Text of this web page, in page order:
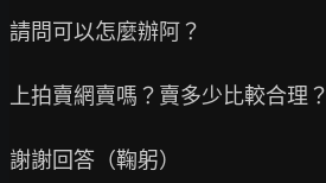
請問可以怎麼辦阿？
上拍賣網賣嗎？賣多少比較合理？
謝謝回答（鞠躬）